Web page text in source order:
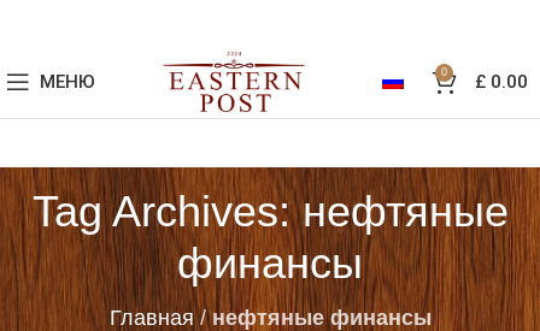
МЕНЮ 0 £0.00
Tag Archives: нефтяные
финансы
Главная/нефтяные финансы